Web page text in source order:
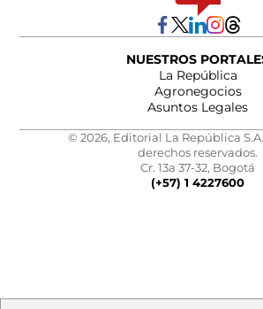
NUESTROS
La República
Agronegocios
Asuntos Legales
© 2026, Editorial La República
derechos reservados.
Cr. 13a 37-32, Bogotá
(+57) 1 4227600